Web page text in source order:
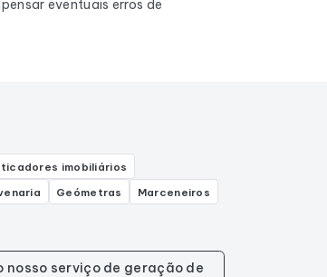
eventuais erros de
imobiliários
Geómetras
Marceneiros
nosso serviço de geração de